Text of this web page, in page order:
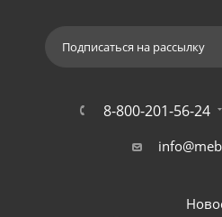
Подписаться на рассылку
8-800-201-56-24